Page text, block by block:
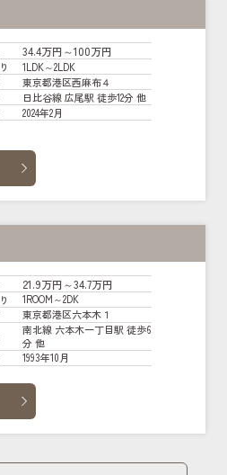
34.4万円～100万円
1LDK～2LDK
東京都港区西麻布４
日比谷線 広尾駅 徒歩12分 他
2024年2月
21.9万円～34.7万円
1ROOM～2DK
東京都港区六本木１
南北線 六本木一丁目駅 徒歩6
分 他
1993年10月